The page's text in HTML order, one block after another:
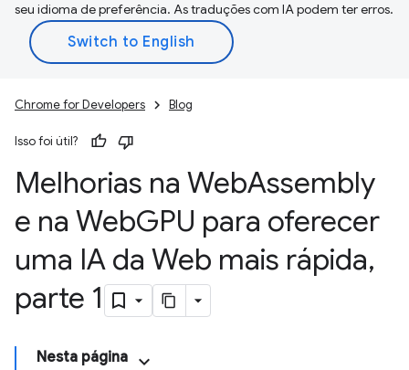
seu idioma de preferência. As traduções com IA podem ter erros.
Chrome for Developers Blog
Isso foi útil?
Melhorias na WebAssembly
e na WebGPU para oferecer
uma IA da Web mais rápida,
parte 1
Nesta página